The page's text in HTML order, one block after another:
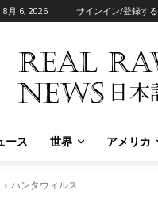
8月 6, 2026 サインイン/登録する
ース 世界 アメリカ
ハンタウィルス